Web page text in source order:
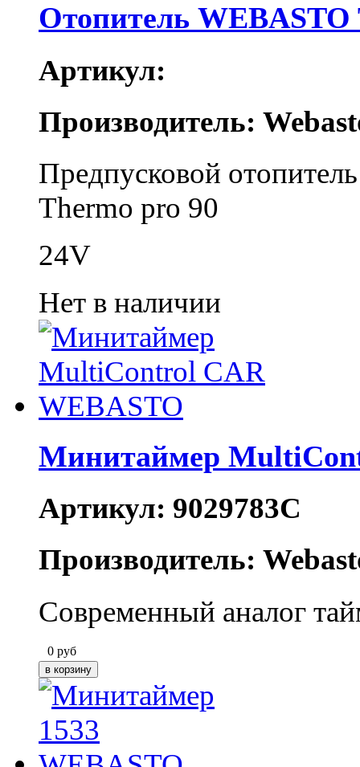
Отопитель WEBASTO
Артикул:
Производитель:
Предпусковой
Thermo pro 90
24V
Нет в наличии
Минитаймер
Артикул: 9029783C
Производитель:
Современный аналог
0 руб